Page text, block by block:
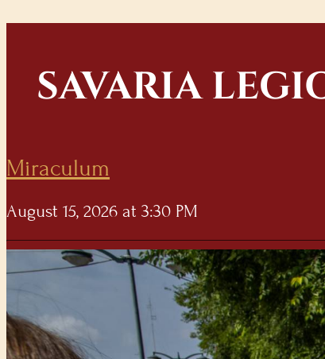
SAVARIA
Miraculum
August 15, 2026 at 3:30 PM